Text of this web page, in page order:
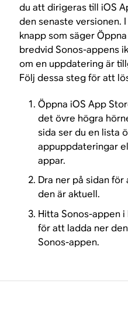
du att dirigeras till iOS
den senaste versionen.
knapp som säger
bredvid Sonos-appens
om en uppdatering är
Följ dessa steg för att
Öppna iOS App
det övre högra
sida ser du en lista
appuppdateringar
appar.
Dra ner på sidan
den är aktuell.
Hitta Sonos-appen i
för att ladda ner
Sonos-appen.